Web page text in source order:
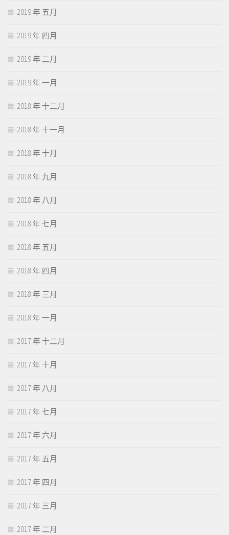
2019 年 五月
2019 年 四月
2019 年 二月
2019 年 一月
2018 年 十二月
2018 年 十一月
2018 年 十月
2018 年 九月
2018 年 八月
2018 年 七月
2018 年 五月
2018 年 四月
2018 年 三月
2018 年 一月
2017 年 十二月
2017 年 十月
2017 年 八月
2017 年 七月
2017 年 六月
2017 年 五月
2017 年 四月
2017 年 三月
2017 年 二月